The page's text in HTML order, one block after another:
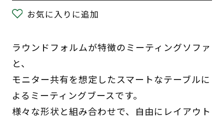
お気に入りに追加
ラウンドフォルムが特徴のミーティングソファ
と、
モニター共有を想定したスマートなテーブルに
よるミーティングブースです。
様々な形状と組み合わせで、自由にレイアウト